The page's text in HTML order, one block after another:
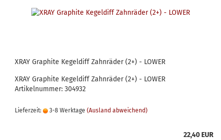
XRAY Graphite Kegeldiff Zahnräder (2+) - LOWER
XRAY Graphite Kegeldiff Zahnräder (2+) - LOWER
Artikelnummer: 304932
Lieferzeit: 3-8 Werktage (Ausland abweichend)
22,40 EUR